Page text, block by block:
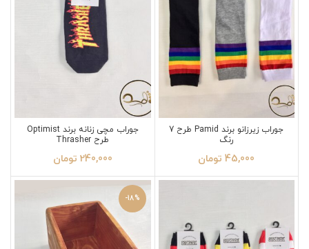
جوراب زیرزانو برند Pamid طرح 7
رنگ
45,000 تومان
جوراب مچی زنانه برند Optimist
طرح Thrasher
240,000 تومان
-18%